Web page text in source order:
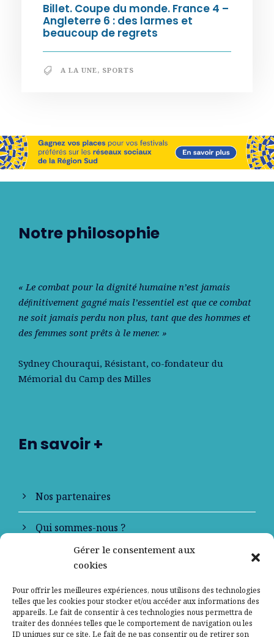
Gérer le consentement aux
cookies
Pour offrir les meilleures expériences, nous utilisons des technologies
telles que les cookies pour stocker et/ou accéder aux informations des
appareils. Le fait de consentir à ces technologies nous permettra de
traiter des données telles que le comportement de navigation ou les
ID uniques sur ce site. Le fait de ne pas consentir ou de retirer son
Billet. Coupe du monde. France 4 –
Angleterre 6 : des larmes et
beaucoup de regrets
A LA UNE, SPORTS
Notre philosophie
« Le combat pour la dignité humaine n’est jamais
déﬁnitivement gagné mais l’essentiel est que ce combat
ne soit jamais perdu non plus, tant que des hommes et
des femmes sont prêts à le mener. »
Sydney Chouraqui, Résistant, co-fondateur du
Mémorial du Camp des Milles
En savoir +
Nos partenaires
Qui sommes-nous ?
Contactez-nous
Mentions légales
Politique de confidentialité